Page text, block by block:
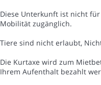
Diese Unterkunft ist nicht
Mobilität zugänglich.
Tiere sind nicht erlaubt,
Die Kurtaxe wird zum
Ihrem Aufenthalt bezahlt